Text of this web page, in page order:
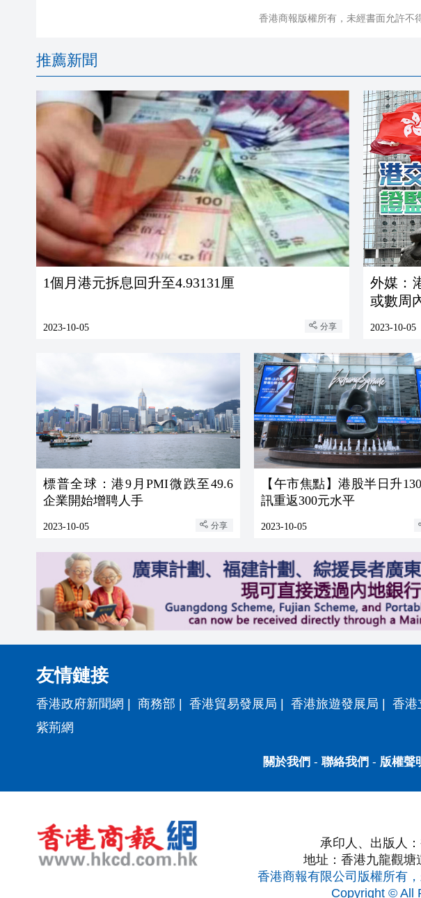
香港商報版權所有，未經書面允許不
推薦新聞
1個月港元拆息回升至4.93131厘
2023-10-05 分享
外媒：
或數周
2023-10-05
標普全球：港9月PMI微跌至49.6
企業開始增聘人手
2023-10-05 分享
【午市焦點】港股半日升
訊重返300元水平
2023-10-05
友情鏈接
香港政府新聞網 商務部 香港貿易發展局 香港旅遊發展局 香港
紫荊網
關於我們 - 聯絡我們 - 版權聲
承印人、出版人
地址：香港九龍觀塘
香港商報有限公司版權所有
Copyright © All